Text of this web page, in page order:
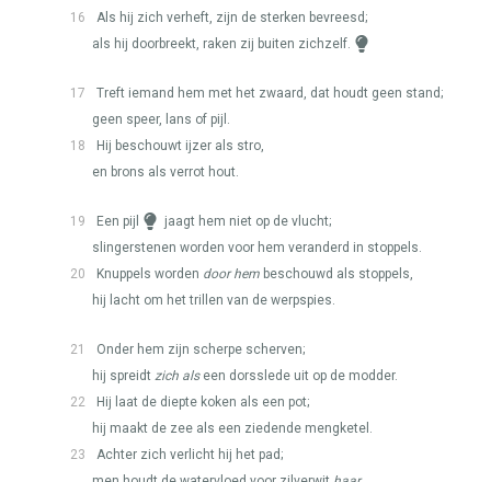
16
Als hij zich verheft, zijn de sterken bevreesd;
als hij doorbreekt, raken zij buiten zichzelf.
17
Treft iemand hem met het zwaard, dat houdt geen stand;
geen speer, lans of pijl.
18
Hij beschouwt ijzer als stro,
en brons als verrot hout.
19 Een pijl
jaagt hem niet op de vlucht;
slingerstenen worden voor hem veranderd in stoppels.
20
Knuppels worden door hem beschouwd als stoppels,
hij lacht om het trillen van de werpspies.
21
Onder hem zijn scherpe scherven;
hij spreidt zich alseen dorsslede uit op de modder.
22
Hij laat de diepte koken als een pot;
hij maakt de zee als een ziedende mengketel.
23
Achter zich verlicht hij het pad;